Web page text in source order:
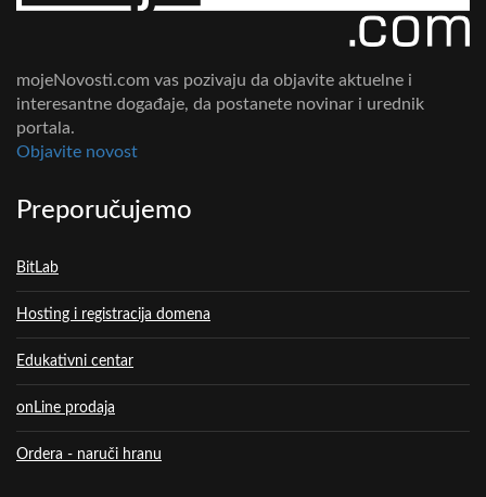
mojeNovosti.com vas pozivaju da objavite aktuelne i
interesantne događaje, da postanete novinar i urednik
portala.
Objavite novost
Preporučujemo
BitLab
Hosting i registracija domena
Edukativni centar
onLine prodaja
Ordera - naruči hranu